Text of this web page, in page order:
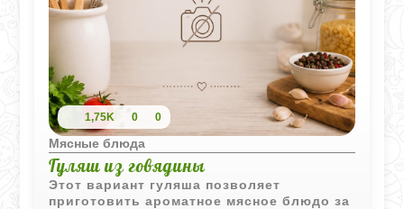
1,75K 0 0
Мясные блюда
Гуляш из говядины
Этот вариант гуляша позволяет
приготовить ароматное мясное блюдо за